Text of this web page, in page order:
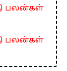
பலன்கள்
பலன்கள்